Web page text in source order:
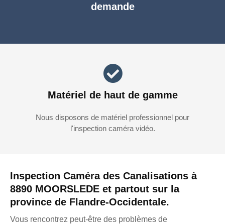
Inspection Caméra des Canalisations à
8890 MOORSLEDE et partout sur la
province de Flandre-Occidentale.
Vous rencontrez peut-être des problèmes de
demande
Matériel de haut de gamme
Nous disposons de matériel professionnel pour
l'inspection caméra vidéo.